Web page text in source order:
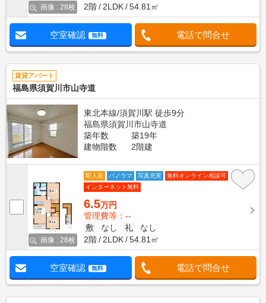
画像 : 28枚
2階
2LDK 54.81㎡
空室確認 無料 電話で問合せ
賃貸アパート
福島県須賀川市山寺道
東北本線/須賀川駅 徒歩9分
福島県須賀川市山寺道
築年数
築19年
建物階数
2階建
画像 : 28枚
即入居 パノラマ 写真充実
無料オンライン相談可
インターネット無料
6.5万円
管理費等：--
敷
なし 礼
なし
2階
2LDK 54.81㎡
空室確認 無料 電話で問合せ